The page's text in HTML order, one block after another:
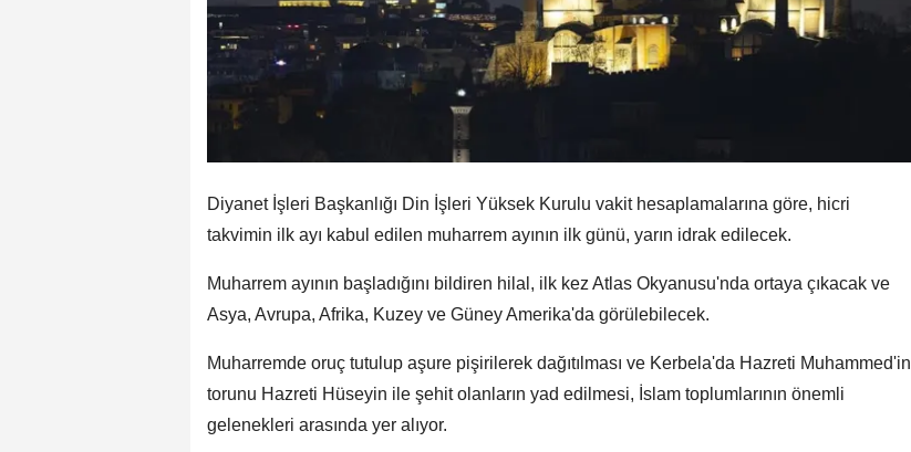
Diyanet İşleri Başkanlığı Din İşleri Yüksek Kurulu vakit hesaplamalarına göre, hicri
takvimin ilk ayı kabul edilen muharrem ayının ilk günü, yarın idrak edilecek.
Muharrem ayının başladığını bildiren hilal, ilk kez Atlas Okyanusu'nda ortaya çıkacak ve
Asya, Avrupa, Afrika, Kuzey ve Güney Amerika'da görülebilecek.
Muharremde oruç tutulup aşure pişirilerek dağıtılması ve Kerbela'da Hazreti Muhammed'in
torunu Hazreti Hüseyin ile şehit olanların yad edilmesi, İslam toplumlarının önemli
gelenekleri arasında yer alıyor.